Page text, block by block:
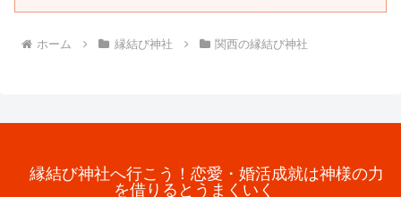
ホーム 縁結び神社 関西の縁結び神社
縁結び神社へ行こう！恋愛・婚活成就は神様の力
を借りるとうまくいく